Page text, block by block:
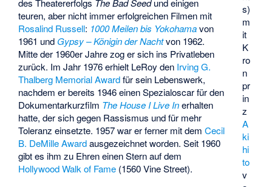
s)
m
it
K
ro
n
pr
in
z
A
ki
hi
to
v
des Theatererfolgs The Bad Seedund einigen
teuren, aber nicht immer erfolgreichen Filmen mit
Rosalind Russell: 1000 Meilen bis Yokohamavon
1961 und Gypsy – Königin der Nachtvon 1962.
Mitte der 1960er Jahre zog er sich ins Privatleben
zurück. Im Jahr 1976 erhielt LeRoy den Irving G.
Thalberg Memorial Awardfür sein Lebenswerk,
nachdem er bereits 1946 einen Spezialoscar für den
Dokumentarkurzfilm The House I Live Inerhalten
hatte, der sich gegen Rassismus und für mehr
Toleranz einsetzte. 1957 war er ferner mit demCecil
B. DeMille Awardausgezeichnet worden. Seit 1960
gibt es ihm zu Ehren einen Stern auf dem
Hollywood Walk of Fame (1560 Vine Street).